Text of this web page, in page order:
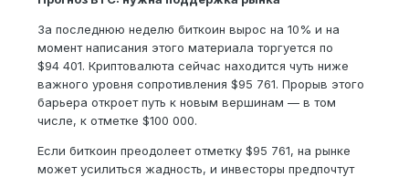
За последнюю неделю биткоин вырос на 10% и на
момент написания этого материала торгуется по
$94 401. Криптовалюта сейчас находится чуть ниже
важного уровня сопротивления $95 761. Прорыв этого
барьера откроет путь к новым вершинам — в том
числе, к отметке $100 000.
Если биткоин преодолеет отметку $95 761, на рынке
может усилиться жадность, и инвесторы предпочтут